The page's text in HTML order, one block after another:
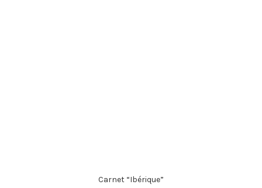
Carnet “Ibérique”